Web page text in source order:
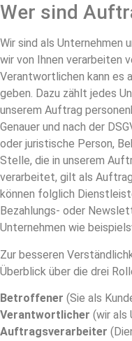
Wer sind
Wir sind als Unternehmen
wir von Ihnen verarbeiten
Verantwortlichen kann es
geben. Dazu zählt jedes
unserem Auftrag
Genauer und nach der
oder juristische Person,
Stelle, die in unserem
verarbeitet, gilt als
können folglich
Bezahlungs- oder
Unternehmen wie
Zur besseren
Überblick über die drei
Betroffener (Sie als
Verantwortlicher (wir als
Auftragsverarbeiter